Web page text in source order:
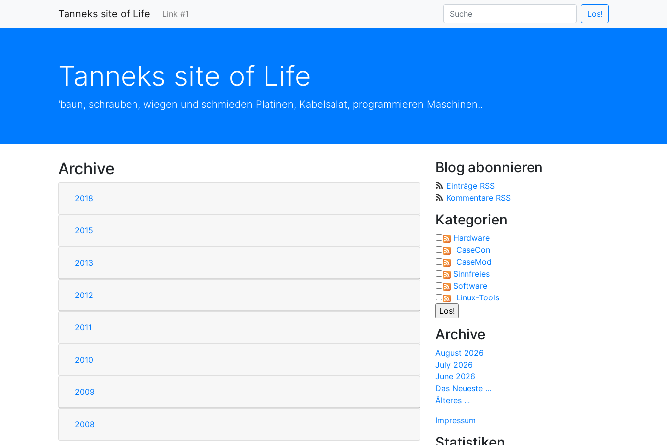
Tanneks site of Life Link #1
Tanneks site of Life
'baun, schrauben, wiegen und schmieden Platinen, Kabelsalat, programmieren Maschinen..
Archive
2018
2015
2013
2012
2011
2010
2009
2008
Blog abonnieren
Einträge RSS
Kommentare RSS
Kategorien
Hardware
CaseCon
CaseMod
Sinnfreies
Software
Linux-Tools
Archive
August 2026
July 2026
June 2026
Das Neueste ...
Älteres ...
Impressum